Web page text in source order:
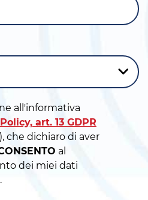
all'informativa
art. 13 GDPR
che dichiaro di aver
al
dei miei dati